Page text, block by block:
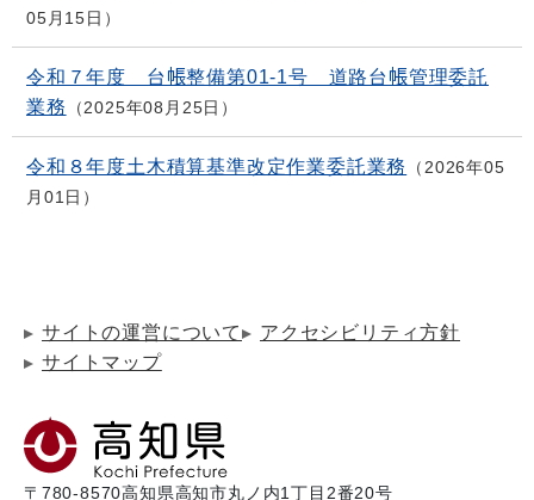
05月15日
令和７年度 台帳整備第01-1号 道路台帳管理委託
業務
2025年08月25日
令和８年度土木積算基準改定作業委託業務
2026年05
月01日
サイトの運営について
アクセシビリティ方針
サイトマップ
〒780-8570高知県高知市丸ノ内1丁目2番20号